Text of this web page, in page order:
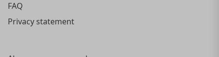
FAQ
Privacy statement